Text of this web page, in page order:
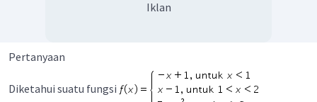
Iklan
Pertanyaan
Diketahui suatu fungsi